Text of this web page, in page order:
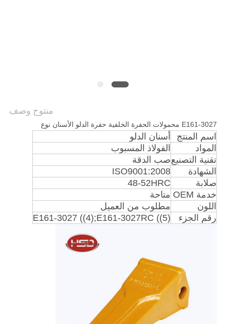
منتوج وصف
E161-3027 محمولات الحفرة الخلفية حفرة الدلو الأسنان نوع
اسم المنتج
أسنان الدلو
المواد
الفولاذ المسبوب
تقنية التصنيعصب الدقة
الشهادة
ISO9001:2008
صلابة
48-52HRC
خدمة OEM
متاحة
اللون
مطلوب من العميل
رقم الجزء
E161-3027 ((4);E161-3027RC ((5)